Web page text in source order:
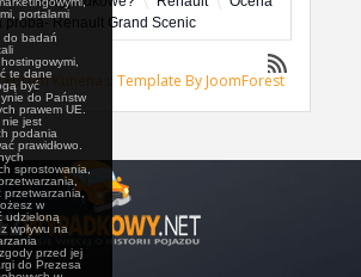
portalami
do badań
te dane
być
do Państw
prawem UE.
jest
podania
prawidłowo.
sprostowania,
przetwarzania,
w
udzieloną
wpływu na
przed jej
do Prezesa
próba- Renault Grand Scenic
Forum Kunena Template By JoomForest